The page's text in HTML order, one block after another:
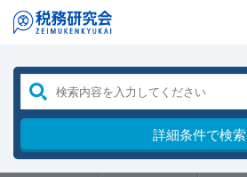
詳細条件で検索